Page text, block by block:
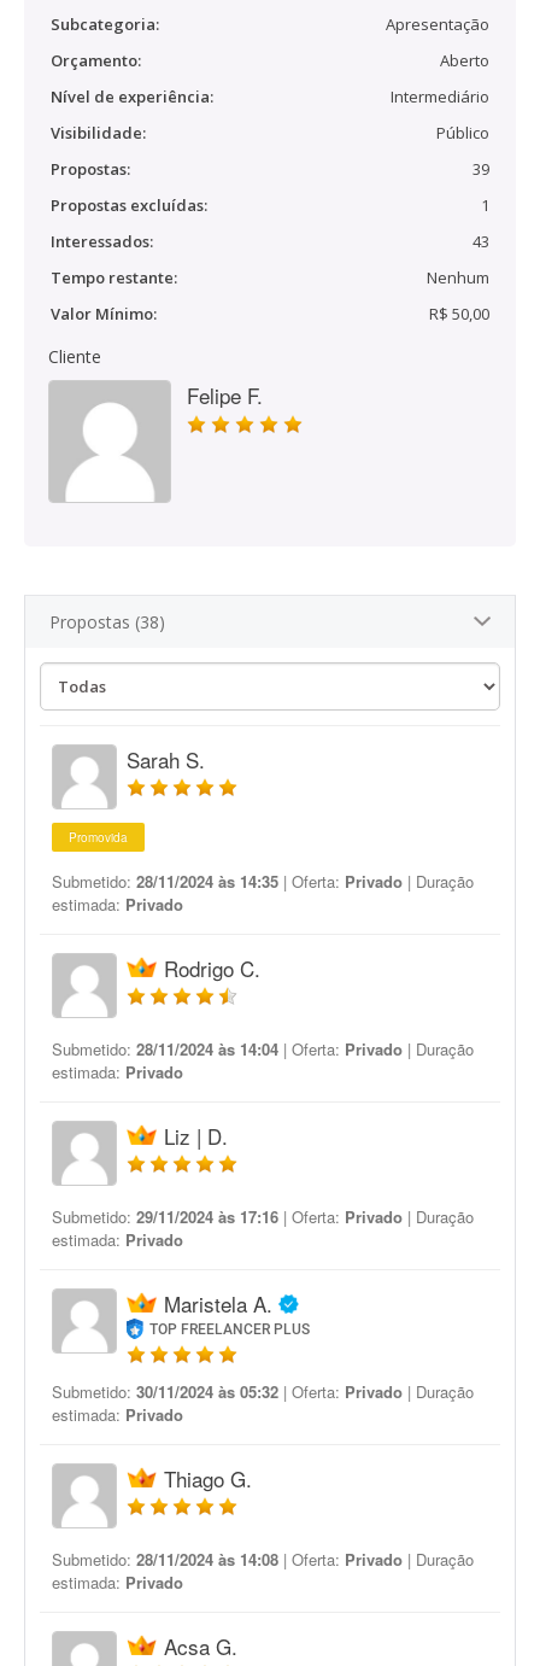
Subcategoria:
Apresentação
Orçamento:
Aberto
Nível de experiência:
Intermediário
Visibilidade:
Público
Propostas:
39
Propostas excluídas:
1
Interessados:
43
Tempo restante:
Nenhum
Valor Mínimo:
R$ 50,00
Cliente
Felipe F.
Propostas (38)
Sarah S.
Promovida
Submetido: 28/11/2024 às 14:35 | Oferta: Privado | Duração
estimada: Privado
Rodrigo C.
Submetido: 28/11/2024 às 14:04 | Oferta: Privado | Duração
estimada: Privado
Liz | D.
Submetido: 29/11/2024 às 17:16 | Oferta: Privado | Duração
estimada: Privado
Maristela A.
TOP FREELANCER PLUS
Submetido: 30/11/2024 às 05:32 | Oferta: Privado | Duração
estimada: Privado
Thiago G.
Submetido: 28/11/2024 às 14:08 | Oferta: Privado | Duração
estimada: Privado
Acsa G.